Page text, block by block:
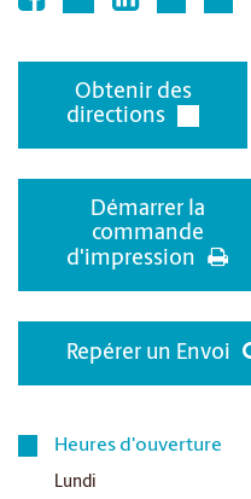
Obtenir des
directions
Démarrer la
commande
d'impression
Repérer un Envoi
Heures d'ouverture
Lundi